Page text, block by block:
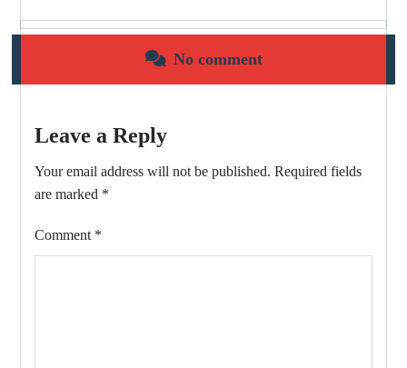
No comment
Leave a Reply
Your email address will not be published. Required fields
are marked *
Comment *